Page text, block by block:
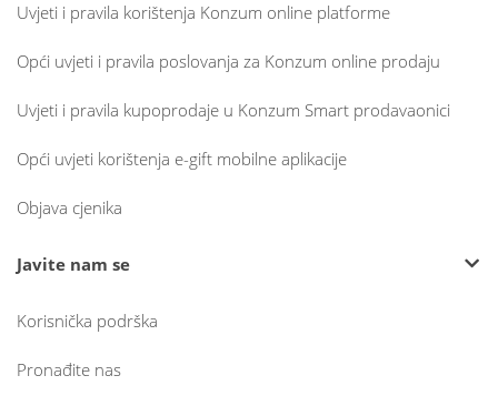
Uvjeti i pravila korištenja Konzum online platforme
Opći uvjeti i pravila poslovanja za Konzum online prodaju
Uvjeti i pravila kupoprodaje u Konzum Smart prodavaonici
Opći uvjeti korištenja e-gift mobilne aplikacije
Objava cjenika
Javite nam se
Korisnička podrška
Pronađite nas